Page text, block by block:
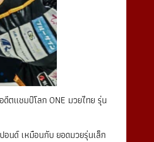
ดีตแชมป์โลก ONE มวยไทย รุ่น
อนด์ เหมือนกับ ยอดมวยรุ่นเล็ก